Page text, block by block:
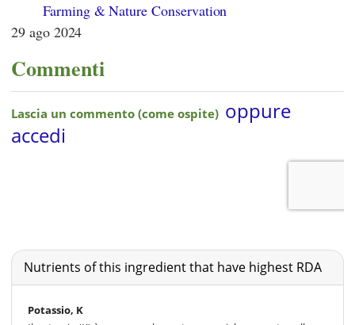
Farming & Nature Conservation
29 ago 2024
Commenti
Nutrients of this ingredient that have highest RDA
Potassio, K